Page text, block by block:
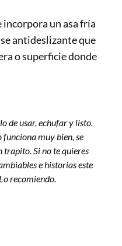
incorpora un asa fría
antideslizante que
o superficie donde
de usar, echufar y listo.
muy bien, se
Si no te quieres
e historias este
recomiendo.